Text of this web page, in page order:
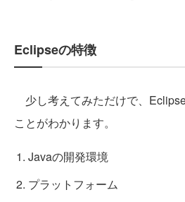
Eclipseの特徴
少し考えてみただけで、
ことがわかります。
Javaの開発環境
プラットフォーム